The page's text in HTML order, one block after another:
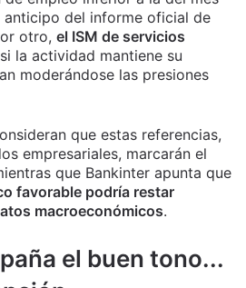
del informe oficial de
otro, el ISM de servicios
la actividad mantiene su
moderándose las presiones
que estas referencias,
empresariales, marcarán el
que Bankinter apunta que
favorable podría restar
macroeconómicos.
el buen tono...